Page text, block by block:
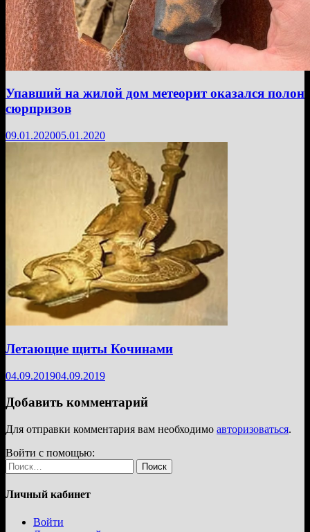
Упавший на жилой дом метеорит оказался полон
сюрпризов
09.01.202005.01.2020
Летающие щиты Кочинами
04.09.201904.09.2019
Добавить комментарий
Для отправки комментария вам необходимо авторизоваться.
Войти с помощью:
Найти:
Личный кабинет
Войти